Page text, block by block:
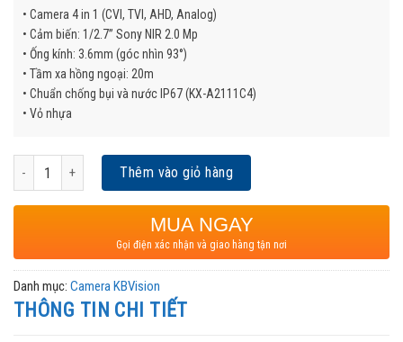
• Camera 4 in 1 (CVI, TVI, AHD, Analog)
• Cảm biến: 1/2.7” Sony NIR 2.0 Mp
• Ống kính: 3.6mm (góc nhìn 93°)
• Tầm xa hồng ngoại: 20m
• Chuẩn chống bụi và nước IP67 (KX-A2111C4)
• Vỏ nhựa
Camera KBVISION KX-A2112C4 số lượng
Thêm vào giỏ hàng
MUA NGAY
Gọi điện xác nhận và giao hàng tận nơi
Danh mục: Camera KBVision
THÔNG TIN CHI TIẾT